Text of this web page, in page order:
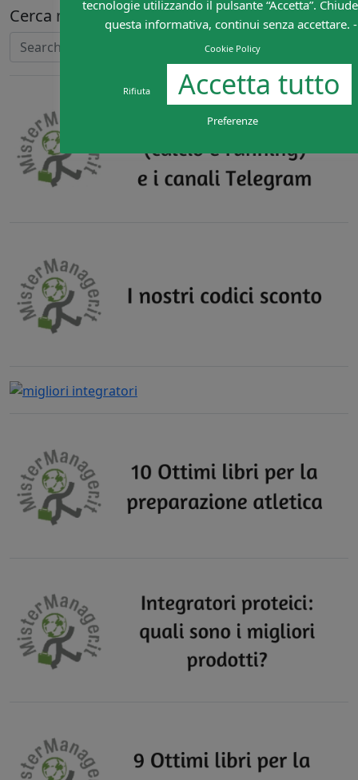
Cerca nel sito
tecnologie utilizzando il pulsante “Accetta”.
questa informativa, continui senza accettare. -
Cookie Policy
Rifiuta Accetta tutto
Preferenze